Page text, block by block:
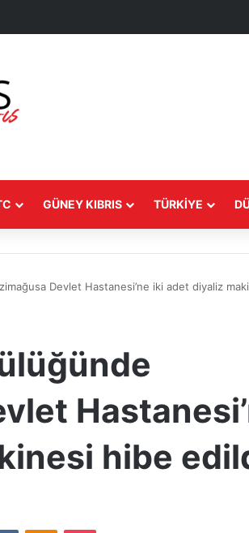
GÜNEY KIBRIS TÜRKIYE
Devlet Hastanesi’ne iki adet diyaliz
hibe
VKontakteOdnoklassniki
Pocket